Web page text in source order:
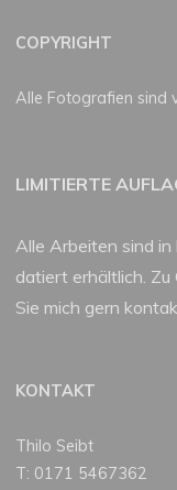
COPYRIGHT
Alle Fotografien sind
LIMITIERTE
Alle Arbeiten sind
datiert erhältlich. Zu
Sie mich gern
KONTAKT
Thilo Seibt
T: 0171 5467362